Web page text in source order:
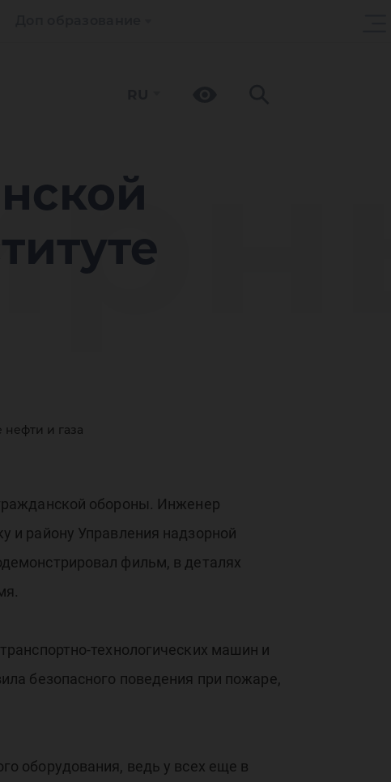
и газа
обороны. Инженер
и району Управления надзорной
фильм, в деталях
технологических машин и
безопасного поведения при пожаре,
оборудования, ведь у всех еще в